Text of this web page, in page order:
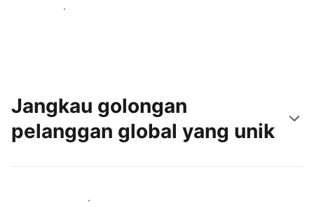
Mulakan hari ini
Jangkau golongan
pelanggan global yang unik
Tarik tetamu baru hari ini